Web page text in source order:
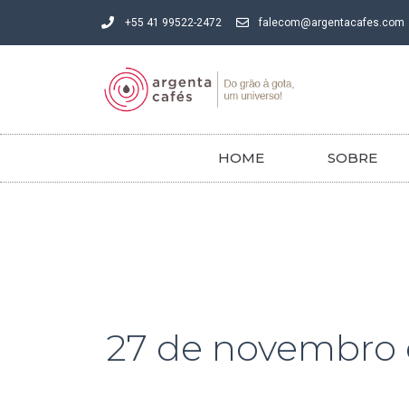
+55 41 99522-2472 falecom@argentacafes.com
HOME SOBRE
27 de novembro